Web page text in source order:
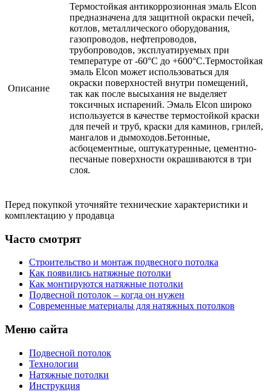
Описание
Термостойкая антикоррозионная эмаль Elcon
предназначена для защитной окраски печей,
котлов, металлического оборудования,
газопроводов, нефтепроводов,
трубопроводов, эксплуатируемых при
температуре от -60°С до +600°С.Термостойкая
эмаль Elcon может использоваться для
окраски поверхностей внутри помещений,
так как после высыхания не выделяет
токсичных испарений. Эмаль Elcon широко
используется в качестве термостойкой краски
для печей и труб, краски для каминов, грилей,
мангалов и дымоходов.Бетонные,
асбоцементные, оштукатуренные, цементно-
песчаные поверхности окрашиваются в три
слоя.
Перед покупкой уточняйте технические характеристики и
комплектацию у продавца
Часто смотрят
Строительство и монтаж подвесного потолка
Как появились натяжные потолки
Как монтируются натяжные потолки
Подвесной потолок – когда он нужен
Современные материалы для натяжных потолков
Меню сайта
Подвесной потолок
Технологии
Натяжные потолки
Инструкция